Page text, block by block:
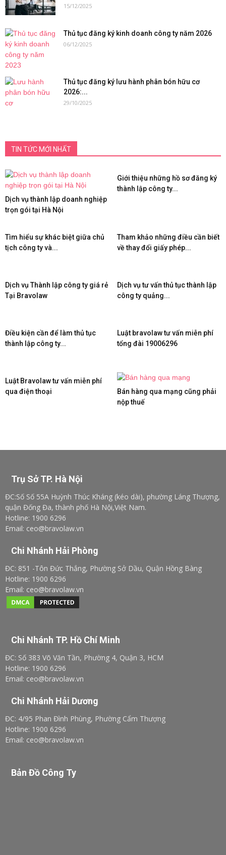
15/12/2025
Thủ tục đăng ký kinh doanh công ty năm 2026
06/12/2025
Thủ tục đăng ký lưu hành phân bón hữu cơ
2026:...
29/10/2025
TIN TỨC MỚI NHẤT
Dịch vụ thành lập doanh nghiệp
trọn gói tại Hà Nội
Giới thiệu những hồ sơ đăng ký
thành lập công ty...
Tìm hiểu sự khác biệt giữa chủ
tịch công ty và...
Tham khảo những điều cần biết
về thay đổi giấy phép...
Dịch vụ Thành lập công ty giá rẻ
Tại Bravolaw
Dịch vụ tư vấn thủ tục thành lập
công ty quảng...
Điều kiện cần để làm thủ tục
thành lập công ty...
Luật bravolaw tư vấn miễn phí
tổng đài 19006296
Luật Bravolaw tư vấn miễn phí
qua điện thoại
Bán hàng qua mạng cũng phải
nộp thuế
Trụ Sở TP. Hà Nội
ĐC:Số Số 55A Huỳnh Thúc Kháng (kéo dài), phường Láng Thượng,
quận Đống Đa, thành phố Hà Nội,Việt Nam.
Hotline: 1900 6296
Email: ceo@bravolaw.vn
Chi Nhánh Hải Phòng
ĐC: 851 -Tôn Đức Thắng, Phường Sở Dầu, Quận Hồng Bàng
Hotline: 1900 6296
Email: ceo@bravolaw.vn
Chi Nhánh TP. Hồ Chí Minh
ĐC: Số 383 Võ Văn Tần, Phường 4, Quận 3, HCM
Hotline: 1900 6296
Email: ceo@bravolaw.vn
Chi Nhánh Hải Dương
ĐC: 4/95 Phan Đình Phùng, Phường Cẩm Thượng
Hotline: 1900 6296
Email: ceo@bravolaw.vn
Bản Đồ Công Ty